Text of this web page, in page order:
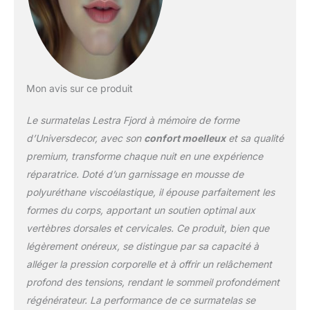
carreaux / Face anti-
dérapante 100%
Polyester / Finition forme
drap housse extensible
polyuréthane
viscoélastique de 4 cm,
Thermosensible à
mémoire de forme /
Enveloppe : Dessus :
60% polyester et 40%
viscose matelassée avec
mousse à mémoire de
forme de 2 cm Confort
moelleux / Epouse les
formes du corps tout en
maintenant efficacement
les vertèbres dorsales et
Mon avis sur ce produit
Le surmatelas Lestra Fjord à mémoire de forme
d’Universdecor, avec son confort moelleuxet sa qualité
premium, transforme chaque nuit en une expérience
réparatrice. Doté d’un garnissage en mousse de
polyuréthane viscoélastique, il épouse parfaitement les
formes du corps, apportant un soutien optimal aux
vertèbres dorsales et cervicales. Ce produit, bien que
légèrement onéreux, se distingue par sa capacité à
alléger la pression corporelle et à offrir un relâchement
profond des tensions, rendant le sommeil profondément
régénérateur. La performance de ce surmatelas se